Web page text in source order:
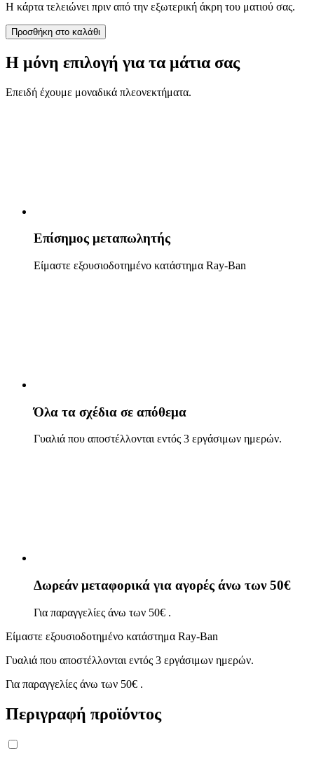
Η κάρτα τελειώνει πριν από την εξωτερική άκρη του ματιού σας.
Προσθήκη στο καλάθι
Η μόνη επιλογή για τα μάτια σας
Επειδή έχουμε μοναδικά πλεονεκτήματα.
Επίσημος μετα­πωλητής
Είμαστε εξουσιοδοτημένο κατάστημα Ray-Ban
Όλα τα σχέδια σε απόθεμα
Γυαλιά που αποστέλλονται εντός 3 εργάσιμων ημερών.
Δωρεάν μεταφορικά για αγορές άνω των 50€
Για παραγγελίες άνω των 50€ .
Είμαστε εξουσιοδοτημένο κατάστημα Ray-Ban
Γυαλιά που αποστέλλονται εντός 3 εργάσιμων ημερών.
Για παραγγελίες άνω των 50€ .
Περιγραφή προϊόντος